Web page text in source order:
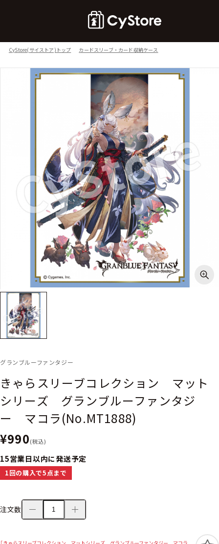
CyStore(サイストア)トップ カードスリーブ・カード収納ケース
グランブルーファンタジー
きゃらスリーブコレクション マット
シリーズ グランブルーファンタジ
ー マコラ(No.MT1888)
¥990(税込)
15営業日以内に発送予定
1回の購入で5点まで
注文数